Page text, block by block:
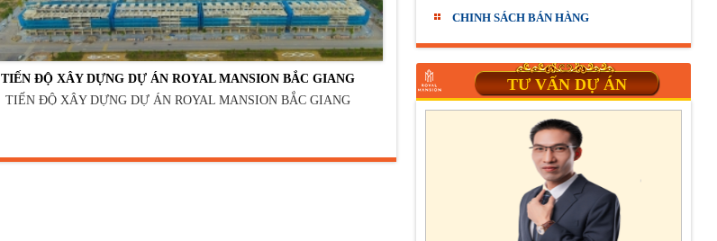
TIẾN ĐỘ XÂY DỰNG DỰ ÁN ROYAL MANSION BẮC GIANG
TIẾN ĐỘ XÂY DỰNG DỰ ÁN ROYAL MANSION BẮC GIANG
CHINH SÁCH BÁN HÀNG
TƯ VẤN DỰ ÁN